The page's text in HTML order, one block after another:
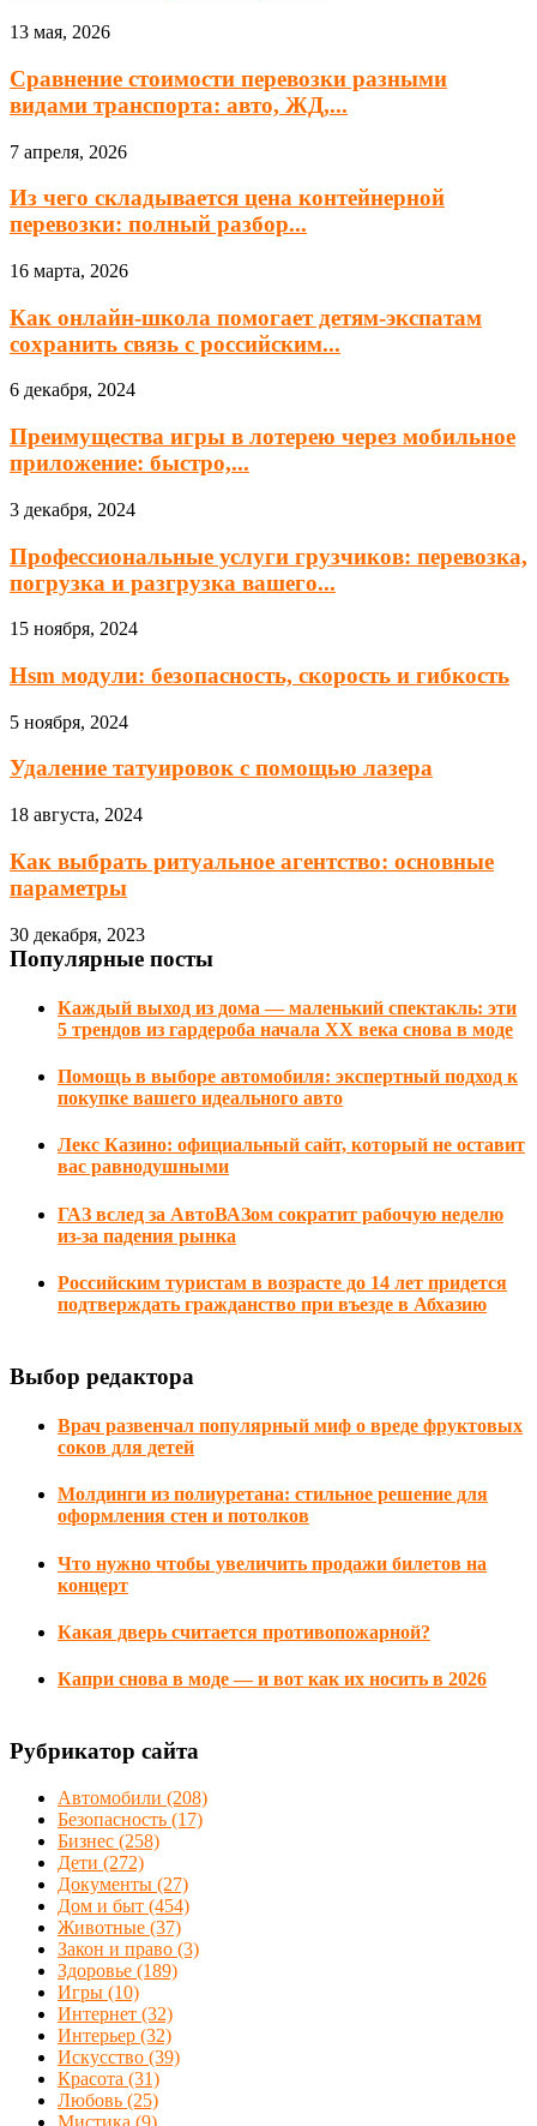
13 мая, 2026
Сравнение стоимости перевозки разными
видами транспорта: авто, ЖД,...
7 апреля, 2026
Из чего складывается цена контейнерной
перевозки: полный разбор...
16 марта, 2026
Как онлайн-школа помогает детям-экспатам
сохранить связь с российским...
6 декабря, 2024
Преимущества игры в лотерею через мобильное
приложение: быстро,...
3 декабря, 2024
Профессиональные услуги грузчиков: перевозка,
погрузка и разгрузка вашего...
15 ноября, 2024
Hsm модули: безопасность, скорость и гибкость
5 ноября, 2024
Удаление татуировок с помощью лазера
18 августа, 2024
Как выбрать ритуальное агентство: основные
параметры
30 декабря, 2023
Популярные посты
Каждый выход из дома — маленький спектакль: эти
5 трендов из гардероба начала XX века снова в моде
Помощь в выборе автомобиля: экспертный подход к
покупке вашего идеального авто
Лекс Казино: официальный сайт, который не оставит
вас равнодушными
ГАЗ вслед за АвтоВАЗом сократит рабочую неделю
из-за падения рынка
Российским туристам в возрасте до 14 лет придется
подтверждать гражданство при въезде в Абхазию
Выбор редактора
Врач развенчал популярный миф о вреде фруктовых
соков для детей
Молдинги из полиуретана: стильное решение для
оформления стен и потолков
Что нужно чтобы увеличить продажи билетов на
концерт
Какая дверь считается противопожарной?
Капри снова в моде — и вот как их носить в 2026
Рубрикатор сайта
Автомобили (208)
Безопасность (17)
Бизнес (258)
Дети (272)
Документы (27)
Дом и быт (454)
Животные (37)
Закон и право (3)
Здоровье (189)
Игры (10)
Интернет (32)
Интерьер (32)
Искусство (39)
Красота (31)
Любовь (25)
Мистика (9)